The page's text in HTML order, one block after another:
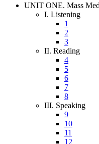
UNIT ONE. Mass
I. Listening
1
2
3
II. Reading
4
5
6
7
8
III. Speaking
9
10
11
12